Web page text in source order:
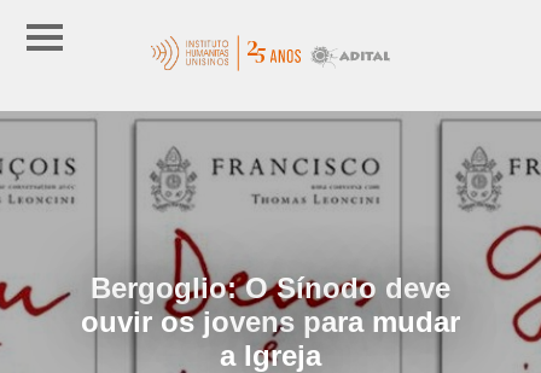
Bergoglio: O Sínodo deve
ouvir os jovens para mudar
a Igreja